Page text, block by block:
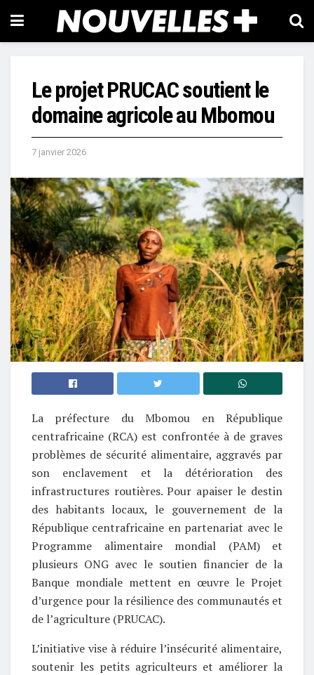
Le projet PRUCAC soutient le
domaine agricole au Mbomou
7 janvier 2026
La préfecture du Mbomou en République
centrafricaine (RCA) est confrontée à de graves
problèmes de sécurité alimentaire, aggravés par
son enclavement et la détérioration des
infrastructures routières. Pour apaiser le destin
des habitants locaux, le gouvernement de la
République centrafricaine en partenariat avec le
Programme alimentaire mondial (PAM) et
plusieurs ONG avec le soutien financier de la
Banque mondiale mettent en œuvre le Projet
d’urgence pour la résilience des communautés et
de l’agriculture (PRUCAC).
L’initiative vise à réduire l’insécurité alimentaire,
soutenir les petits agriculteurs et améliorer la